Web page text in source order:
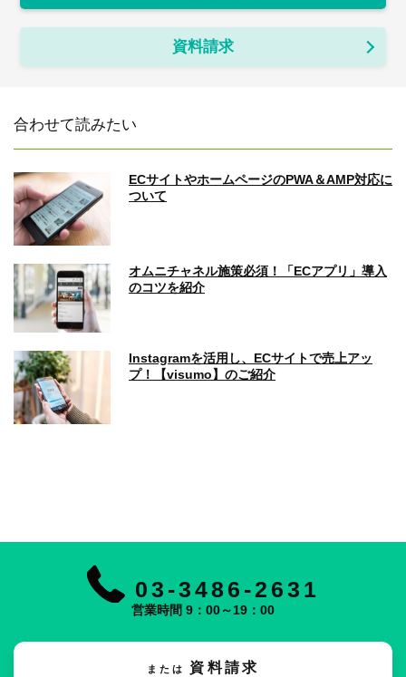
資料請求
合わせて読みたい
ECサイトやホームページのPWA＆AMP対応に
ついて
オムニチャネル施策必須！「ECアプリ」導入
のコツを紹介
Instagramを活用し、ECサイトで売上アッ
プ！【visumo】のご紹介
03-3486-2631
営業時間 9：00～19：00
または 資料請求